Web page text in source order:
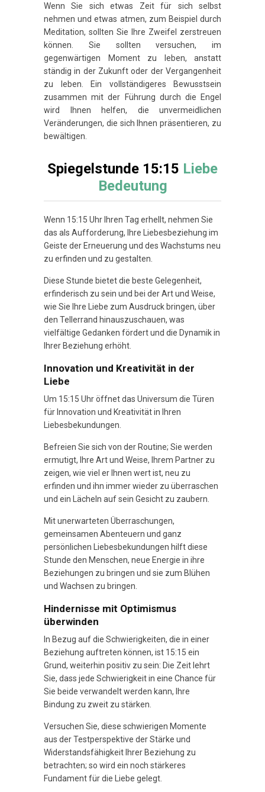
Wenn Sie sich etwas Zeit für sich selbst
nehmen und etwas atmen, zum Beispiel durch
Meditation, sollten Sie Ihre Zweifel zerstreuen
können. Sie sollten versuchen, im
gegenwärtigen Moment zu leben, anstatt
ständig in der Zukunft oder der Vergangenheit
zu leben. Ein vollständigeres Bewusstsein
zusammen mit der Führung durch die Engel
wird Ihnen helfen, die unvermeidlichen
Veränderungen, die sich Ihnen präsentieren, zu
bewältigen.
Spiegelstunde 15:15 Liebe
Bedeutung
Wenn 15:15 Uhr Ihren Tag erhellt, nehmen Sie
das als Aufforderung, Ihre Liebesbeziehung im
Geiste der Erneuerung und des Wachstums neu
zu erfinden und zu gestalten.
Diese Stunde bietet die beste Gelegenheit,
erfinderisch zu sein und bei der Art und Weise,
wie Sie Ihre Liebe zum Ausdruck bringen, über
den Tellerrand hinauszuschauen, was
vielfältige Gedanken fördert und die Dynamik in
Ihrer Beziehung erhöht.
Innovation und Kreativität in der
Liebe
Um 15:15 Uhr öffnet das Universum die Türen
für Innovation und Kreativität in Ihren
Liebesbekundungen.
Befreien Sie sich von der Routine; Sie werden
ermutigt, Ihre Art und Weise, Ihrem Partner zu
zeigen, wie viel er Ihnen wert ist, neu zu
erfinden und ihn immer wieder zu überraschen
und ein Lächeln auf sein Gesicht zu zaubern.
Mit unerwarteten Überraschungen,
gemeinsamen Abenteuern und ganz
persönlichen Liebesbekundungen hilft diese
Stunde den Menschen, neue Energie in ihre
Beziehungen zu bringen und sie zum Blühen
und Wachsen zu bringen.
Hindernisse mit Optimismus
überwinden
In Bezug auf die Schwierigkeiten, die in einer
Beziehung auftreten können, ist 15:15 ein
Grund, weiterhin positiv zu sein: Die Zeit lehrt
Sie, dass jede Schwierigkeit in eine Chance für
Sie beide verwandelt werden kann, Ihre
Bindung zu zweit zu stärken.
Versuchen Sie, diese schwierigen Momente
aus der Testperspektive der Stärke und
Widerstandsfähigkeit Ihrer Beziehung zu
betrachten; so wird ein noch stärkeres
Fundament für die Liebe gelegt.